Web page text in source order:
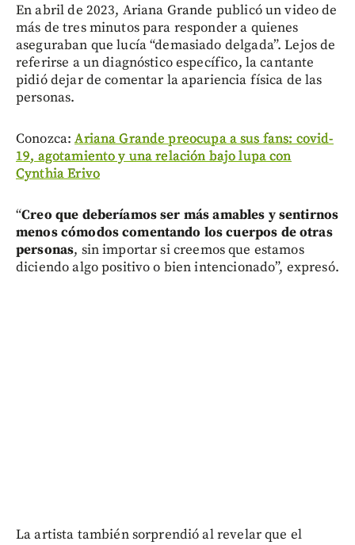
En abril de 2023, Ariana Grande publicó un video de
más de tres minutos para responder a quienes
aseguraban que lucía “demasiado delgada”. Lejos de
referirse a un diagnóstico específico, la cantante
pidió dejar de comentar la apariencia física de las
personas.
Conozca:Ariana Grande preocupa a sus fans: covid-
19, agotamiento y una relación bajo lupa con
Cynthia Erivo
“Creo que deberíamos ser más amables y sentirnos
menos cómodos comentando los cuerpos de otras
personas, sin importar si creemos que estamos
diciendo algo positivo o bien intencionado”, expresó.
La artista también sorprendió al revelar que el